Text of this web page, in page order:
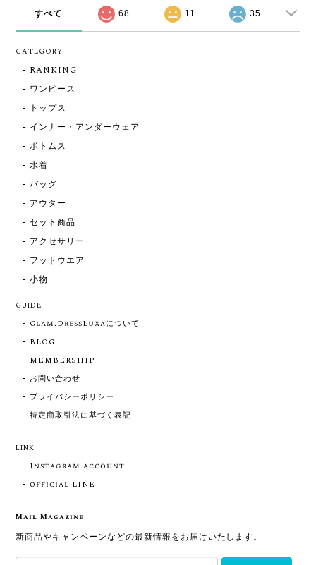
すべて 68 11 35
CATEGORY
RANKING
ワンピース
トップス
インナー・アンダーウェア
ボトムス
水着
バッグ
アウター
セット商品
アクセサリー
フットウエア
小物
GUIDE
Glam.DressLuxaについて
BLOG
MEMBERSHIP
お問い合わせ
プライバシーポリシー
特定商取引法に基づく表記
LINK
Instagram account
official LINE
Mail Magazine
新商品やキャンペーンなどの最新情報をお届けいたします。